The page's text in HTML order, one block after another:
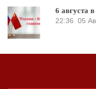
6 августа
22:36 05